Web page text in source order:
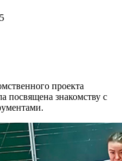
проекта
посвящена знакомству с